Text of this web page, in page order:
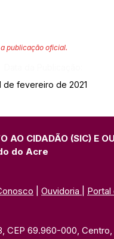
publicação oficial.
de fevereiro de 2021
AO CIDADÃO (SIC) E
do Acre
Ouvidoria Portal
CEP 69.960-000, Centro,